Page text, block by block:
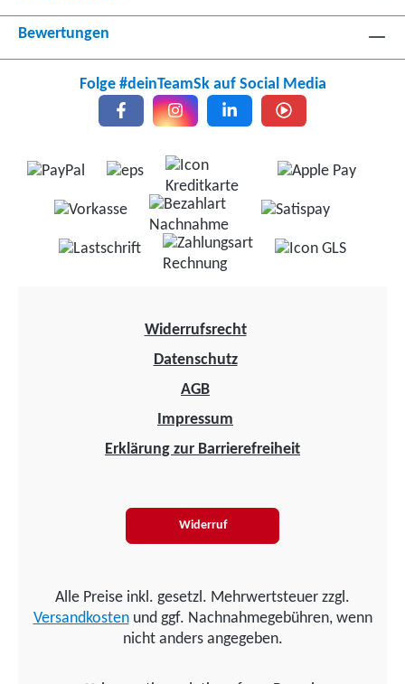
Bewertungen
Folge #deinTeamSk auf Social Media
Widerrufsrecht
Datenschutz
AGB
Impressum
Erklärung zur Barrierefreiheit
Widerruf
Alle Preise inkl. gesetzl. Mehrwertsteuer zzgl.
Versandkostenund ggf. Nachnahmegebühren, wenn
nicht anders angegeben.